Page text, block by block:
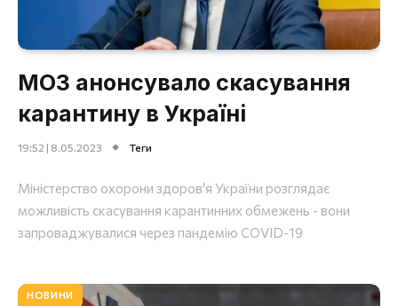
МОЗ анонсувало скасування
карантину в Україні
19:52 | 8.05.2023 Теги
Міністерство охорони здоров'я України розглядає
можливість скасування карантинних обмежень - вони
запроваджувалися через пандемію COVID-19
НОВИНИ